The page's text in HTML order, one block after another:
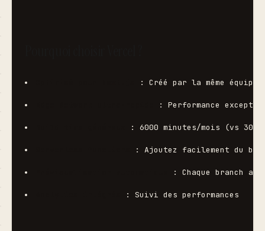
: Créé par la même équipe
: Performance
: 6000 minutes/mois (vs
: Ajoutez facilement du
: Chaque branch a
: Suivi des performances